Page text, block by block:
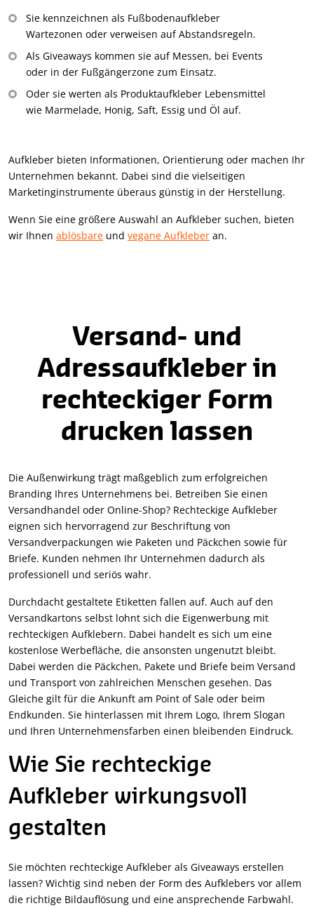
Sie kennzeichnen als Fußbodenaufkleber
Wartezonen oder verweisen auf Abstandsregeln.
Als Giveaways kommen sie auf Messen, bei Events
oder in der Fußgängerzone zum Einsatz.
Oder sie werten als Produktaufkleber Lebensmittel
wie Marmelade, Honig, Saft, Essig und Öl auf.
Aufkleber bieten Informationen, Orientierung oder machen Ihr
Unternehmen bekannt. Dabei sind die vielseitigen
Marketinginstrumente überaus günstig in der Herstellung.
Wenn Sie eine größere Auswahl an Aufkleber suchen, bieten
wir Ihnen ablösbare und vegane Aufkleber an.
Versand- und
Adressaufkleber in
rechteckiger Form
drucken lassen
Die Außenwirkung trägt maßgeblich zum erfolgreichen
Branding Ihres Unternehmens bei. Betreiben Sie einen
Versandhandel oder Online-Shop? Rechteckige Aufkleber
eignen sich hervorragend zur Beschriftung von
Versandverpackungen wie Paketen und Päckchen sowie für
Briefe. Kunden nehmen Ihr Unternehmen dadurch als
professionell und seriös wahr.
Durchdacht gestaltete Etiketten fallen auf. Auch auf den
Versandkartons selbst lohnt sich die Eigenwerbung mit
rechteckigen Aufklebern. Dabei handelt es sich um eine
kostenlose Werbefläche, die ansonsten ungenutzt bleibt.
Dabei werden die Päckchen, Pakete und Briefe beim Versand
und Transport von zahlreichen Menschen gesehen. Das
Gleiche gilt für die Ankunft am Point of Sale oder beim
Endkunden. Sie hinterlassen mit Ihrem Logo, Ihrem Slogan
und Ihren Unternehmensfarben einen bleibenden Eindruck.
Wie Sie rechteckige
Aufkleber wirkungsvoll
gestalten
Sie möchten rechteckige Aufkleber als Giveaways erstellen
lassen? Wichtig sind neben der Form des Aufklebers vor allem
die richtige Bildauflösung und eine ansprechende Farbwahl.